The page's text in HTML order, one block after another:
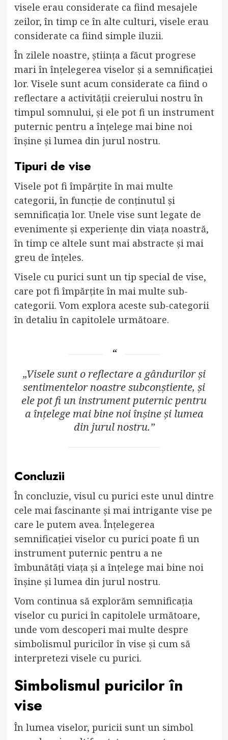
visele erau considerate ca fiind mesajele
zeilor, în timp ce în alte culturi, visele erau
considerate ca fiind simple iluzii.
În zilele noastre, știința a făcut progrese
mari în înțelegerea viselor și a semnificației
lor. Visele sunt acum considerate ca fiind o
reflectare a activității creierului nostru în
timpul somnului, și ele pot fi un instrument
puternic pentru a înțelege mai bine noi
înșine și lumea din jurul nostru.
Tipuri de vise
Visele pot fi împărțite în mai multe
categorii, în funcție de conținutul și
semnificația lor. Unele vise sunt legate de
evenimente și experiențe din viața noastră,
în timp ce altele sunt mai abstracte și mai
greu de înțeles.
Visele cu purici sunt un tip special de vise,
care pot fi împărțite în mai multe sub-
categorii. Vom explora aceste sub-categorii
în detaliu în capitolele următoare.
„Visele sunt o reflectare a gândurilor și
sentimentelor noastre subconștiente, și
ele pot fi un instrument puternic pentru
a înțelege mai bine noi înșine și lumea
din jurul nostru.”
Concluzii
În concluzie, visul cu purici este unul dintre
cele mai fascinante și mai intrigante vise pe
care le putem avea. Înțelegerea
semnificației viselor cu purici poate fi un
instrument puternic pentru a ne
îmbunătăți viața și a înțelege mai bine noi
înșine și lumea din jurul nostru.
Vom continua să explorăm semnificația
viselor cu purici în capitolele următoare,
unde vom descoperi mai multe despre
simbolismul puricilor în vise și cum să
interpretezi visele cu purici.
Simbolismul puricilor în
vise
În lumea viselor, puricii sunt un simbol